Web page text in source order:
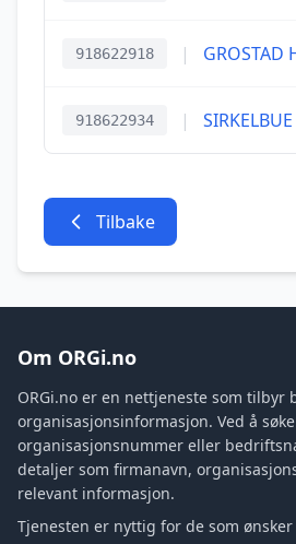
918622918 | GROSTAD
918622934 | SIRKELBUE
Tilbake
Om ORGi.no
ORGi.no er en nettjeneste som tilbyr
organisasjonsinformasjon. Ved å
organisasjonsnummer eller
detaljer som firmanavn,
relevant informasjon.
Tjenesten er nyttig for de som